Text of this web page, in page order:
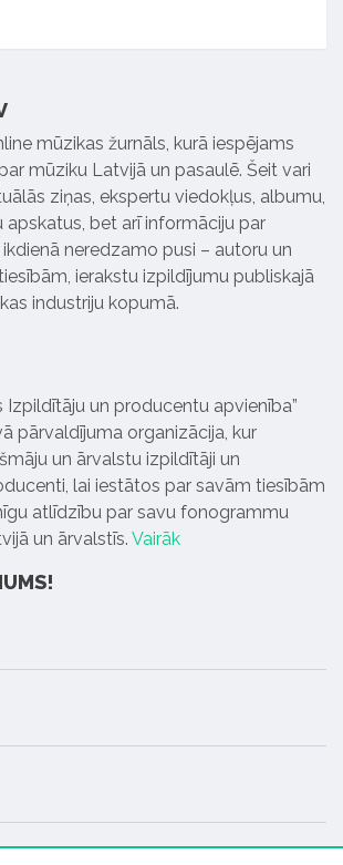
mūzikas žurnāls, kurā iespējams
mūziku Latvijā un pasaulē. Šeit vari
ziņas, ekspertu viedokļus, albumu,
apskatus, bet arī informāciju par
neredzamo pusi – autoru un
ierakstu izpildījumu publiskajā
industriju kopumā.
Izpildītāju un producentu apvienība”
pārvaldījuma organizācija, kur
un ārvalstu izpildītāji un
lai iestātos par savām tiesībām
atlīdzību par savu fonogrammu
un ārvalstīs. Vairāk